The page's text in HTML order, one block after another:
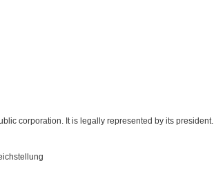
corporation. It is legally represented by its president.